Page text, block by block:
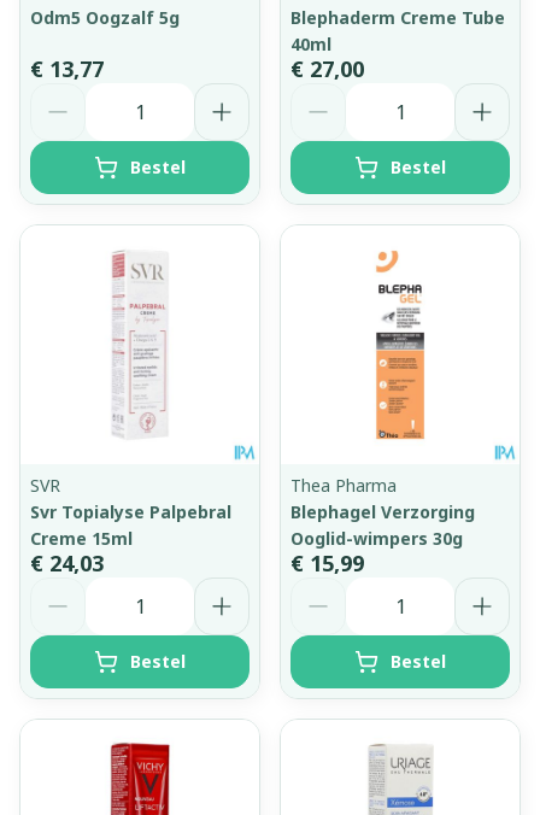
Odm5 Oogzalf 5g
€ 13,77
Bestel
Blephaderm Creme Tube
40ml
€ 27,00
Bestel
SVR
Svr Topialyse Palpebral
Creme 15ml
€ 24,03
Bestel
Thea Pharma
Blephagel Verzorging
Ooglid-wimpers 30g
€ 15,99
Bestel